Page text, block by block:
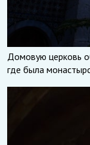
Домовую церковь
где была